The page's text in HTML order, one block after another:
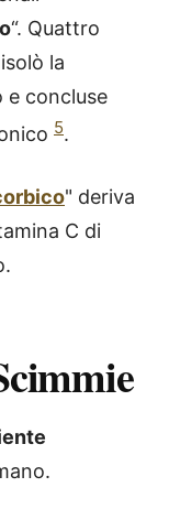
“. Quattro
la
e concluse
5.
" deriva
C di